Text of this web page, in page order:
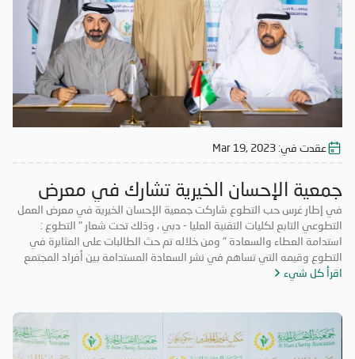
عقدت في: Mar 19, 2023
جمعية الإحسان الخيرية تشارك في معرض
العمل التطوعي
في إطار غرس حب التطوع شاركت جمعية الإحسان الخيرية في معرض العمل
التطوعي التابع لكليات التقنية العليا - دبي ، وذلك تحت شعار " التطوع :
استدامة العطاء والسعادة " ومن خلاله تم حث الطالبات على المثابرة في
التطوع وقيمه التي تساهم في نشر السعادة المستدامة بين أفراد المجتمع
اقرأ كل شيء